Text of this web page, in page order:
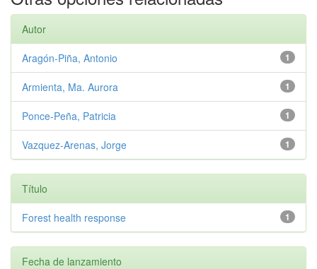
Autor
1
Aragón-Piña, Antonio
1
Armienta, Ma. Aurora
1
Ponce-Peña, Patricia
1
Vazquez-Arenas, Jorge
Título
1
Forest health response
Fecha de lanzamiento